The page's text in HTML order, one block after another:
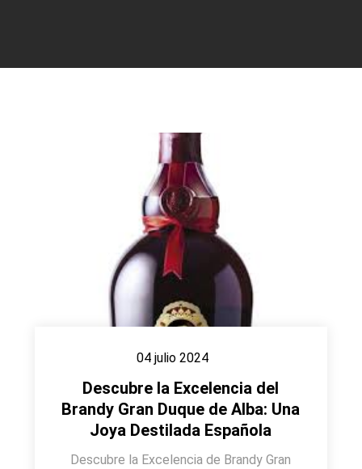
04 julio 2024
Descubre la Excelencia del
Brandy Gran Duque de Alba: Una
Joya Destilada Española
Descubre la Excelencia de Brandy Gran